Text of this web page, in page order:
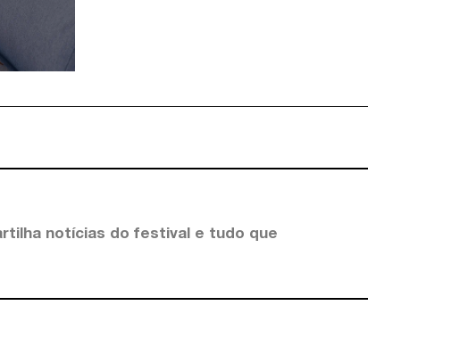
notícias do festival e tudo que